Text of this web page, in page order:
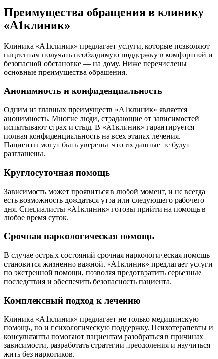
Преимущества обращения в клинику
«А1клиник»
Клиника «А1клиник» предлагает услуги, которые позволяют
пациентам получать необходимую поддержку в комфортной и
безопасной обстановке — на дому. Ниже перечислены
основные преимущества обращения.
Анонимность и конфиденциальность
Одним из главных преимуществ «А1клиник» является
анонимность. Многие люди, страдающие от зависимостей,
испытывают страх и стыд. В «А1клиник» гарантируется
полная конфиденциальность на всех этапах лечения.
Пациенты могут быть уверены, что их данные не будут
разглашены.
Круглосуточная помощь
Зависимость может проявиться в любой момент, и не всегда
есть возможность дождаться утра или следующего рабочего
дня. Специалисты «А1клиник» готовы прийти на помощь в
любое время суток.
Срочная наркологическая помощь
В случае острых состояний срочная наркологическая помощь
становится жизненно важной. «А1клиник» предлагает услуги
по экстренной помощи, позволяя предотвратить серьезные
последствия и обеспечить безопасность пациента.
Комплексный подход к лечению
Клиника «А1клиник» предлагает не только медицинскую
помощь, но и психологическую поддержку. Психотерапевты и
консультанты помогают пациентам разобраться в причинах
зависимости, разработать стратегии преодоления и научиться
жить без наркотиков.